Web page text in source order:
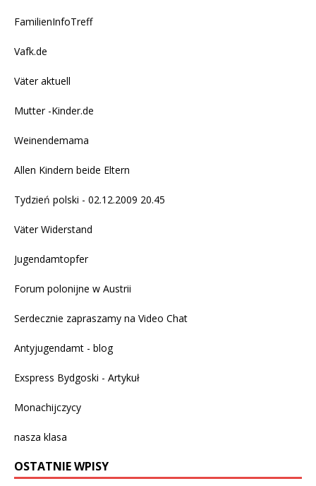
FamilienInfoTreff
Vafk.de
Väter aktuell
Mutter -Kinder.de
Weinendemama
Allen Kindern beide Eltern
Tydzień polski - 02.12.2009 20.45
Väter Widerstand
Jugendamtopfer
Forum polonijne w Austrii
Serdecznie zapraszamy na Video Chat
Antyjugendamt - blog
Exspress Bydgoski - Artykuł
Monachijczycy
nasza klasa
OSTATNIE WPISY